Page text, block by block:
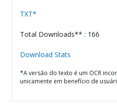
TXT*
Total Downloads** : 166
Download Stats
*A versão do texto é um OCR
unicamente em benefício de